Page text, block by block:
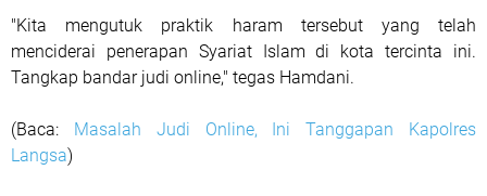
"Kita mengutuk praktik haram tersebut yang telah
menciderai penerapan Syariat Islam di kota tercinta ini.
Tangkap bandar judi online," tegas Hamdani.
(Baca: Masalah Judi Online, Ini Tanggapan Kapolres
Langsa)